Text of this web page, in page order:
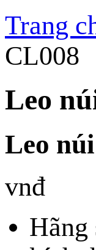
Trang
CL008
Leo
Leo
vnđ
Hãng